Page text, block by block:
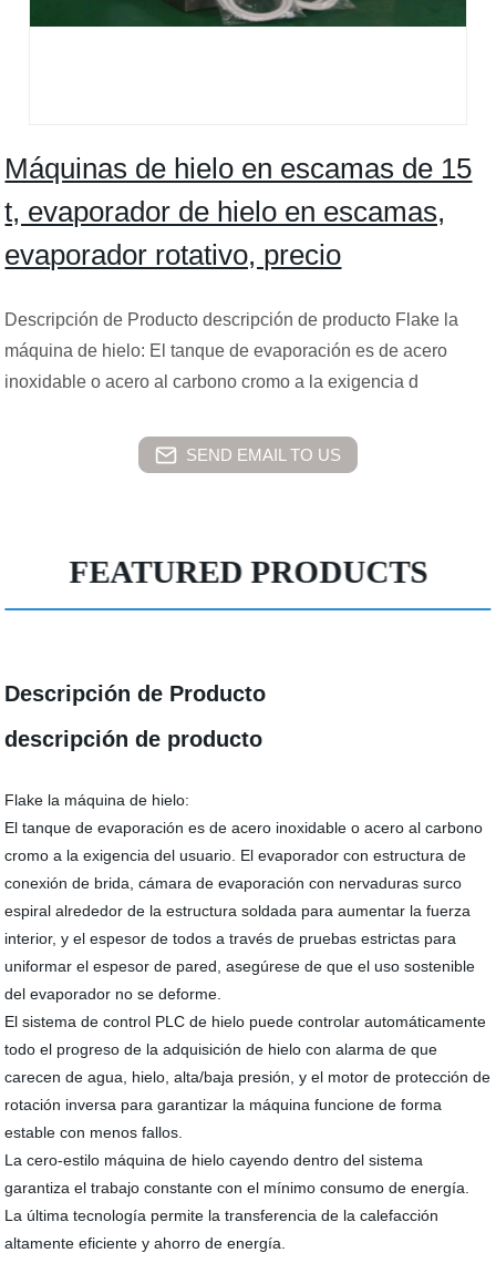
Máquinas de hielo en escamas de 15
t, evaporador de hielo en escamas,
evaporador rotativo, precio
Descripción de Producto descripción de producto Flake la
máquina de hielo: El tanque de evaporación es de acero
inoxidable o acero al carbono cromo a la exigencia d
SEND EMAIL TO US
FEATURED PRODUCTS
Descripción de Producto
descripción de producto
Flake la máquina de hielo:
El tanque de evaporación es de acero inoxidable o acero al carbono
cromo a la exigencia del usuario. El evaporador con estructura de
conexión de brida, cámara de evaporación con nervaduras surco
espiral alrededor de la estructura soldada para aumentar la fuerza
interior, y el espesor de todos a través de pruebas estrictas para
uniformar el espesor de pared, asegúrese de que el uso sostenible
del evaporador no se deforme.
El sistema de control PLC de hielo puede controlar automáticamente
todo el progreso de la adquisición de hielo con alarma de que
carecen de agua, hielo, alta/baja presión, y el motor de protección de
rotación inversa para garantizar la máquina funcione de forma
estable con menos fallos.
La cero-estilo máquina de hielo cayendo dentro del sistema
garantiza el trabajo constante con el mínimo consumo de energía.
La última tecnología permite la transferencia de la calefacción
altamente eficiente y ahorro de energía.